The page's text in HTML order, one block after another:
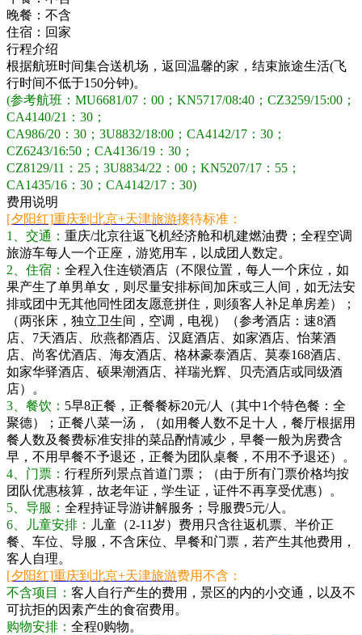
晚餐： 不含
住宿： 回家
行程介绍
根据航班时间集合送机场，返回温馨的家，结束旅途生活(飞
行时间不低于150分钟)。
(参考航班：MU6681/07：00；KN5717/08:40；CZ3259/15:00；
CA4140/21：30；
CA986/20：30；3U8832/18:00；CA4142/17：30；
CZ6243/16:50；CA4136/19：30；
CZ8129/11：25；3U8834/22：00；KN5207/17：55；
CA1435/16：30；CA4142/17：30)
费用说明
[夕阳红]重庆到北京+天津旅游接待标准：
1、交通： 重庆/北京往返飞机经济舱和机建燃油费；全程空调
旅游车每人一个正座，游览用车，以成团人数定。
2、住宿： 全程入住连锁酒店（不限位置，每人一个床位，如
果产生了单男单女，则尽量安排标间加床或三人间，如无法安
排或团中无其他同性团友愿意拼住，则须客人补足单房差）；
（两张床，独立卫生间，空调，电视）（参考酒店：速8酒
店、7天酒店、欣燕都酒店、汉庭酒店、如家酒店、怡莱酒
店、尚客优酒店、海友酒店、格林豪泰酒店、莫泰168酒店、
如家华驿酒店、硕果潮酒店、祥瑞光辉、贝壳酒店或同级酒
店）。
3、餐饮： 5早8正餐，正餐餐标20元/人（其中1个特色餐：全
聚德）；正餐八菜一汤，（如用餐人数不足十人，餐厅根据用
餐人数及餐费标准安排的菜品酌情减少，早餐一般为房费含
早，不用早餐不予退还，正餐为团队桌餐，不用不予退还）。
4、门票： 行程所列景点首道门票；（由于所有门票价格均按
团队优惠核算，故老年证，学生证，证件不再享受优惠）。
5、导服： 全程持证导游讲解服务；导服费5元/人。
6、儿童安排：
儿童（2-11岁）费用只含往返机票、半价正
餐、车位、导服，不含床位、早餐和门票，若产生其他费用，
客人自理。
[夕阳红]重庆到北京+天津旅游费用不含：
不含项目： 客人自行产生的费用，景区的内的小交通，以及不
可抗拒的因素产生的食宿费用。
购物安排： 全程0购物。